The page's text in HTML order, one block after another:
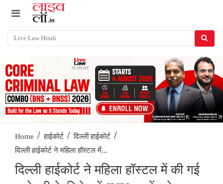
Home / हाईकोर्ट / दिल्ली हाईकोर्ट /
दिल्ली हाईकोर्ट ने महिला हॉस्टल में...
दिल्ली हाईकोर्ट ने महिला हॉस्टल में की गई